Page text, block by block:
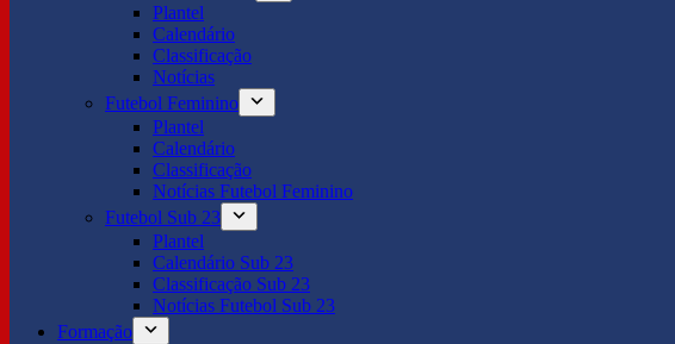
Plantel
Calendário
Classificação
Notícias
Futebol Feminino
Plantel
Calendário
Classificação
Notícias Futebol Feminino
Futebol Sub 23
Plantel
Calendário Sub 23
Classificação Sub 23
Notícias Futebol Sub 23
Formação